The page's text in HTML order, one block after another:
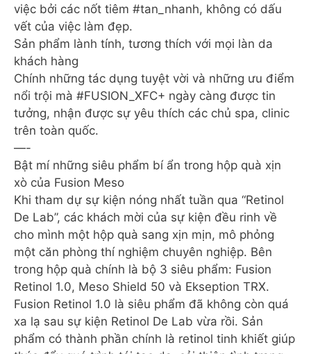
việc bởi các nốt tiêm #tan_nhanh, không có dấu
vết của việc làm đẹp.
Sản phẩm lành tính, tương thích với mọi làn da
khách hàng
Chính những tác dụng tuyệt vời và những ưu điểm
nổi trội mà #FUSION_XFC+ ngày càng được tin
tưởng, nhận được sự yêu thích các chủ spa, clinic
trên toàn quốc.
—-
Bật mí những siêu phẩm bí ẩn trong hộp quà xịn
xò của Fusion Meso
Khi tham dự sự kiện nóng nhất tuần qua “Retinol
De Lab”, các khách mời của sự kiện đều rinh về
cho mình một hộp quà sang xịn mịn, mô phỏng
một căn phòng thí nghiệm chuyên nghiệp. Bên
trong hộp quà chính là bộ 3 siêu phẩm: Fusion
Retinol 1.0, Meso Shield 50 và Ekseption TRX.
Fusion Retinol 1.0 là siêu phẩm đã không còn quá
xa lạ sau sự kiện Retinol De Lab vừa rồi. Sản
phẩm có thành phần chính là retinol tinh khiết giúp